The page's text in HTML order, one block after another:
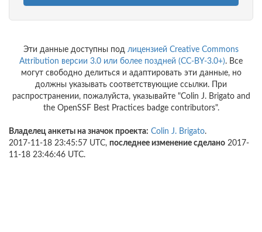
Эти данные доступны под лицензией Creative Commons
Attribution версии 3.0 или более поздней (CC-BY-3.0+). Все
могут свободно делиться и адаптировать эти данные, но
должны указывать соответствующие ссылки. При
распространении, пожалуйста, указывайте "Colin J. Brigato and
the OpenSSF Best Practices badge contributors".
Владелец анкеты на значок проекта: Colin J. Brigato.
2017-11-18 23:45:57 UTC, последнее изменение сделано 2017-
11-18 23:46:46 UTC.